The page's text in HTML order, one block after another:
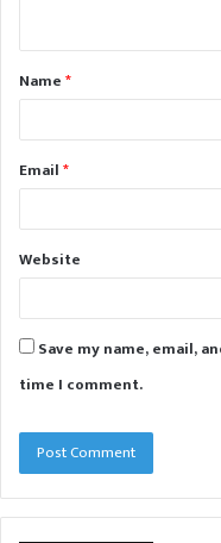
t
*Name*
Email*
Website
Save my name, email,
time I comment.